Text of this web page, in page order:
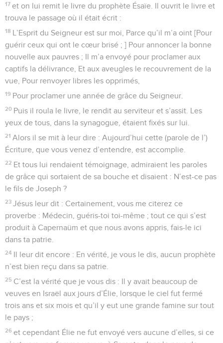
17 et on lui remit le livre du prophète Ésaïe. Il ouvrit le livre et
trouva le passage où il était écrit :
18 L’Esprit du Seigneur est sur moi, Parce qu’il m’a oint [Pour
guérir ceux qui ont le cœur brisé ; ] Pour annoncer la bonne
nouvelle aux pauvres ; Il m’a envoyé pour proclamer aux
captifs la délivrance, Et aux aveugles le recouvrement de la
vue, Pour renvoyer libres les opprimés,
19 Pour proclamer une année de grâce du Seigneur.
20 Puis il roula le livre, le rendit au serviteur et s’assit. Les
yeux de tous, dans la synagogue, étaient fixés sur lui.
21 Alors il se mit à leur dire : Aujourd’hui cette (parole de l’)
Écriture, que vous venez d’entendre, est accomplie.
22 Et tous lui rendaient témoignage, admiraient les paroles
de grâce qui sortaient de sa bouche et disaient : N’est-ce pas
le fils de Joseph ?
23 Jésus leur dit : Certainement, vous me citerez ce
proverbe : Médecin, guéris-toi toi-même ; tout ce qui s’est
produit à Capernaüm et que nous avons appris, fais-le ici
dans ta patrie.
24 Il leur dit encore : En vérité, je vous le dis, aucun prophète
n’est bien reçu dans sa patrie.
25 C’est la vérité que je vous dis : Il y avait beaucoup de
veuves en Israël aux jours d’Élie, lorsque le ciel fut fermé
trois ans et six mois et qu’il y eut une grande famine sur tout
le pays ;
26 et cependant Élie ne fut envoyé vers aucune d’elles, si ce